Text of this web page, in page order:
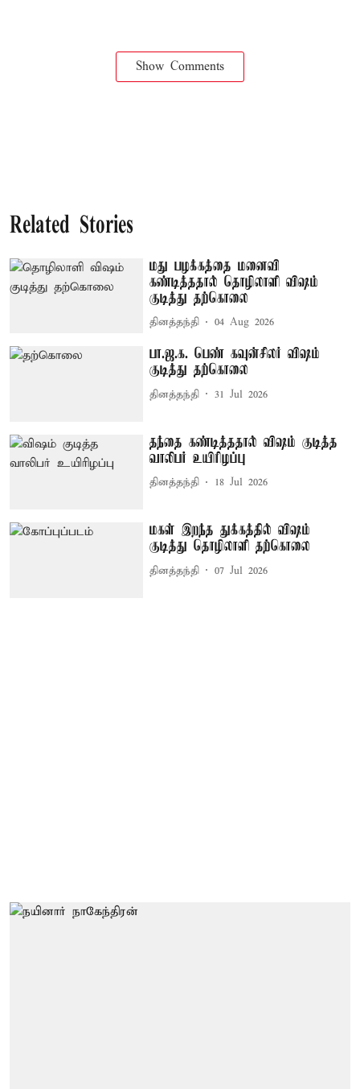
Show Comments
Related Stories
மது பழக்கத்தை மனைவி
கண்டித்ததால் தொழிலாளி விஷம்
குடித்து தற்கொலை
தினத்தந்தி 04 Aug 2026
பா.ஜ.க. பெண் கவுன்சிலர் விஷம்
குடித்து தற்கொலை
தினத்தந்தி 31 Jul 2026
தந்தை கண்டித்ததால் விஷம் குடித்த
வாலிபர் உயிரிழப்பு
தினத்தந்தி 18 Jul 2026
மகள் இறந்த துக்கத்தில் விஷம்
குடித்து தொழிலாளி தற்கொலை
தினத்தந்தி 07 Jul 2026